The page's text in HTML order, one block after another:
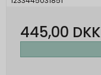
445,00 DKK